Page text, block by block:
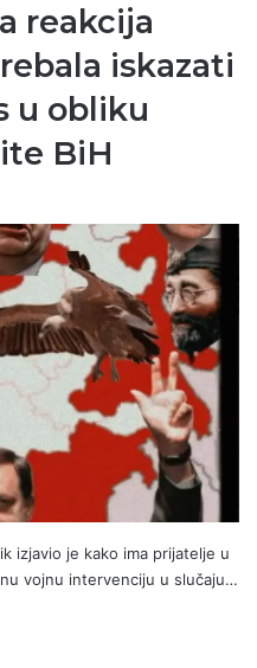
reakcija
iskazati
u obliku
BiH
izjavio je kako ima prijatelje u
vojnu intervenciju u slučaju…